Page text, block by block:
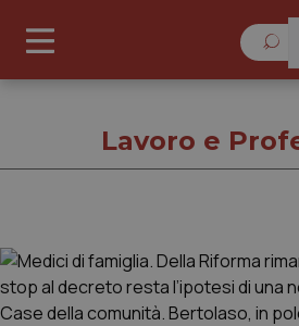
Cronache
Lavoro e